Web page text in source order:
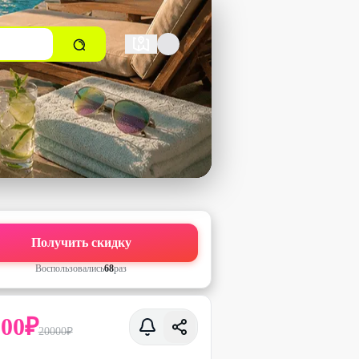
Получить скидку
Воспользовались68раз
₽20000₽